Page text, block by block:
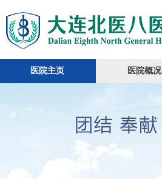
医院主页 医院概况